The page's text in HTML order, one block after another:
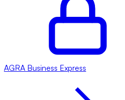
AGRA Business Express